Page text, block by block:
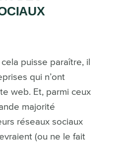
puisse paraître, il
qui n’ont
web. Et, parmi ceux
majorité
réseaux sociaux
(ou ne le fait